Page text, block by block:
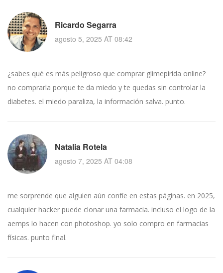
Ricardo Segarra
agosto 5, 2025 AT 08:42
¿sabes qué es más peligroso que comprar glimepirida online?
no comprarla porque te da miedo y te quedas sin controlar la
diabetes. el miedo paraliza, la información salva. punto.
Natalia Rotela
agosto 7, 2025 AT 04:08
me sorprende que alguien aún confíe en estas páginas. en 2025,
cualquier hacker puede clonar una farmacia. incluso el logo de la
aemps lo hacen con photoshop. yo solo compro en farmacias
físicas. punto final.